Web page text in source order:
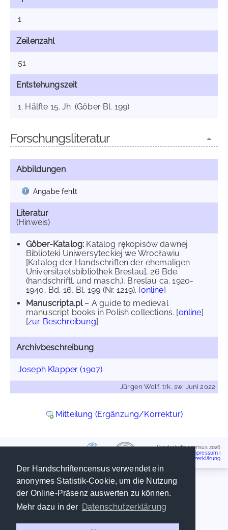
Der Handschriftencensus verwendet ein
anonymes Statistik-Cookie, um die Nutzung
der Online-Präsenz auswerten zu können.
Mehr dazu in der Datenschutzerklärung
1
Zeilenzahl
51
Entstehungszeit
1. Hälfte 15. Jh. (Göber Bl. 199)
Forschungsliteratur
Abbildungen
Angabe fehlt
Literatur
(Hinweis)
Göber-Katalog: Katalog rękopisów dawnej
Biblioteki Uniwersyteckiej we Wrocławiu
[Katalog der Handschriften der ehemaligen
Universitaetsbibliothek Breslau], 26 Bde.
(handschriftl. und masch.), Breslau ca. 1920-
1940, Bd. 16, Bl. 199 (Nr. 1219). [online]
Manuscripta.pl – A guide to medieval
manuscript books in Polish collections. [online]
[zur Beschreibung]
Archivbeschreibung
Joseph Klapper (1907)
Jürgen Wolf, trk, sw, Juni 2022
Mitteilung (Ergänzung/Korrektur)
Handschriftencensus 2026
Impressum
Datenschutzerklärung